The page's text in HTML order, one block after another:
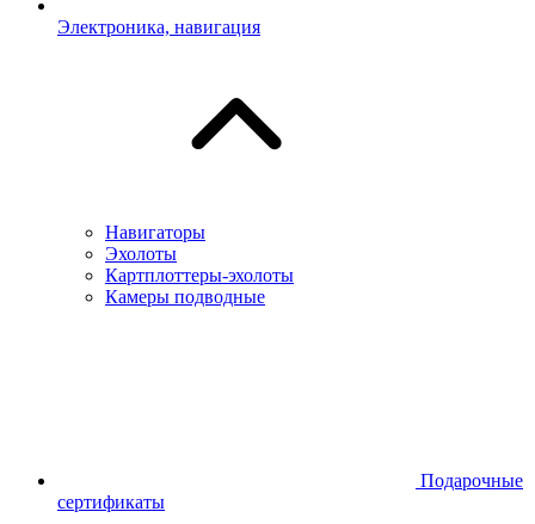
Электроника, навигация
Навигаторы
Эхолоты
Картплоттеры-эхолоты
Камеры подводные
Подарочные
сертификаты